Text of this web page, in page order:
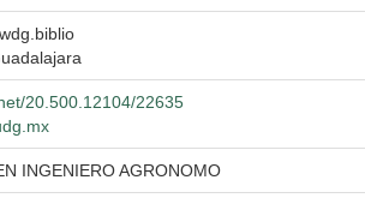
20.500.12104/22635
INGENIERO AGRONOMO